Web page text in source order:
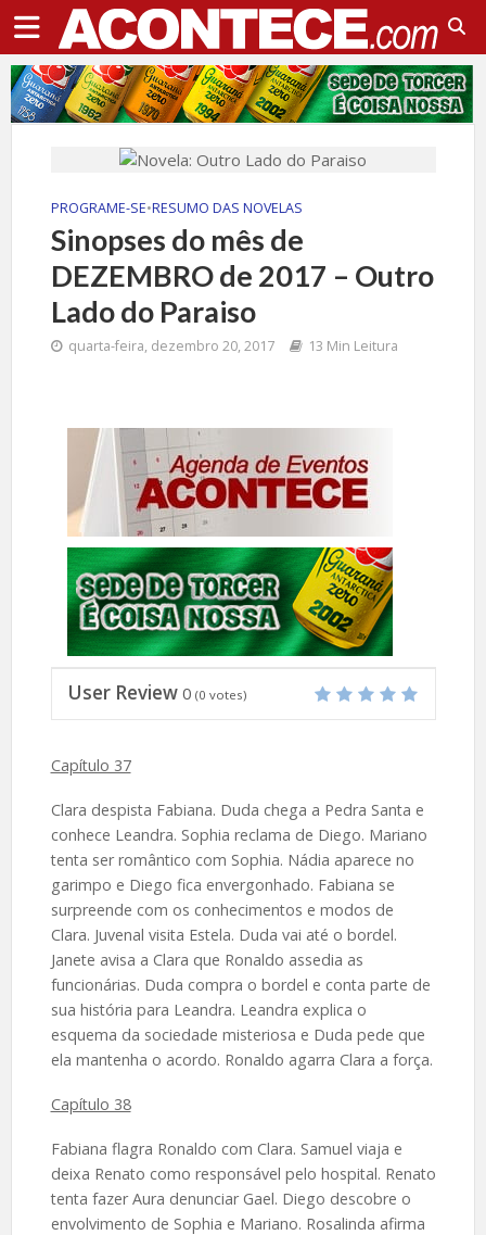
PROGRAME-SE•RESUMO DAS NOVELAS
Sinopses do mês de
DEZEMBRO de 2017 – Outro
Lado do Paraiso
quarta-feira, dezembro 20, 2017 13 Min Leitura
User Review 0 (0 votes)
Capítulo 37
Clara despista Fabiana. Duda chega a Pedra Santa e
conhece Leandra. Sophia reclama de Diego. Mariano
tenta ser romântico com Sophia. Nádia aparece no
garimpo e Diego fica envergonhado. Fabiana se
surpreende com os conhecimentos e modos de
Clara. Juvenal visita Estela. Duda vai até o bordel.
Janete avisa a Clara que Ronaldo assedia as
funcionárias. Duda compra o bordel e conta parte de
sua história para Leandra. Leandra explica o
esquema da sociedade misteriosa e Duda pede que
ela mantenha o acordo. Ronaldo agarra Clara a força.
Capítulo 38
Fabiana flagra Ronaldo com Clara. Samuel viaja e
deixa Renato como responsável pelo hospital. Renato
tenta fazer Aura denunciar Gael. Diego descobre o
envolvimento de Sophia e Mariano. Rosalinda afirma